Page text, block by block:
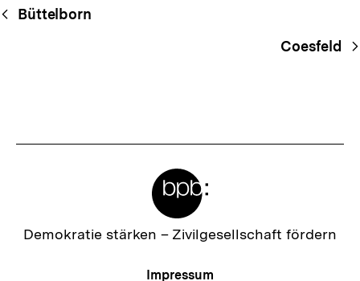
Begriffsnavigation
Content-
Navigation
Büttelborn
Coesfeld
Zur
Demokratie stärken – Zivilgesellschaft fördern
Meta-
Impressum